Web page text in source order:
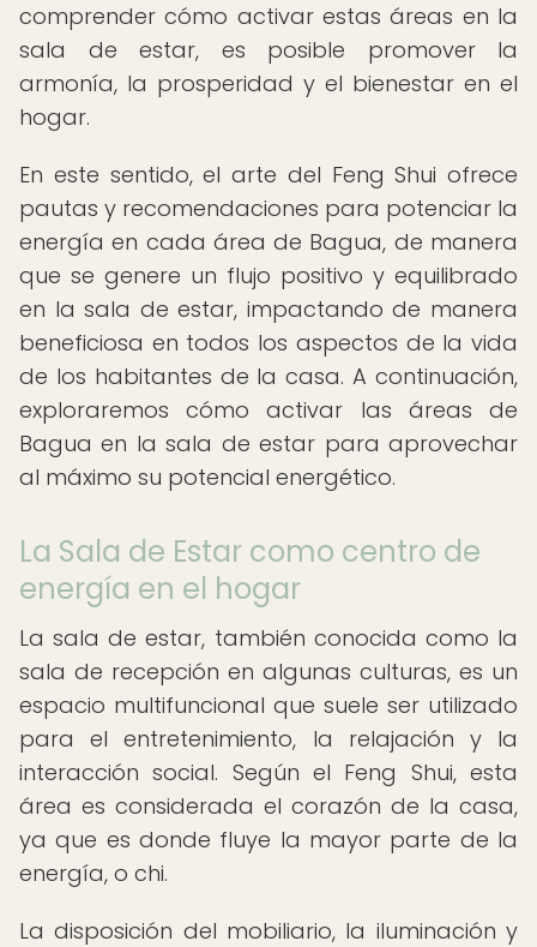
comprender cómo activar estas áreas en la
sala de estar, es posible promover la
armonía, la prosperidad y el bienestar en el
hogar.
En este sentido, el arte del Feng Shui ofrece
pautas y recomendaciones para potenciar la
energía en cada área de Bagua, de manera
que se genere un flujo positivo y equilibrado
en la sala de estar, impactando de manera
beneficiosa en todos los aspectos de la vida
de los habitantes de la casa. A continuación,
exploraremos cómo activar las áreas de
Bagua en la sala de estar para aprovechar
al máximo su potencial energético.
La Sala de Estar como centro de
energía en el hogar
La sala de estar, también conocida como la
sala de recepción en algunas culturas, es un
espacio multifuncional que suele ser utilizado
para el entretenimiento, la relajación y la
interacción social. Según el Feng Shui, esta
área es considerada el corazón de la casa,
ya que es donde fluye la mayor parte de la
energía, o chi.
La disposición del mobiliario, la iluminación y